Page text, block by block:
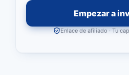
Empezar a
Enlace de afiliado · Tu